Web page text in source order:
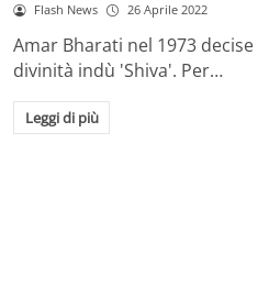
Flash News 26 Aprile 2022
Amar Bharati nel 1973
divinità indù 'Shiva'. Per…
Leggi di più